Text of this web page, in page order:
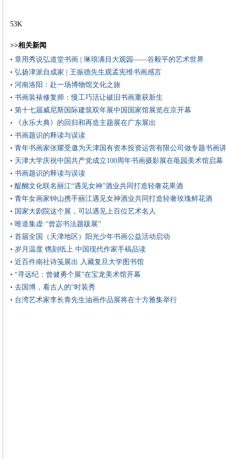
53K
>>相关新闻
• 章用秀说弘道堂书画 | 琳琅满目大观园——谷毅平的艺术世界
• 弘扬津派自成家 | 王振德先生观孟宪维书画感言
• 河南洛阳：赴一场博物馆文化之旅
• 书画装裱修复师：慢工巧活让破旧书画重获新生
• 第十七届威尼斯国际建筑双年展中国国家馆展览在京开幕
• 《永乐大典》的回归和再造主题展在广东展出
• 书画题识的释读与误读
• 青年书画家张耀受邀为天津国有资本投资运营有限公司做专题书画
• 天津大学庆祝中国共产党成立100周年书画摄影展在黾园美术馆启幕
• 书画题识的释读与误读
• 醍醐文化联名丽江“遇见女神”酒业共同打造轻奢花果酒
• 青年女画家钟山携手丽江遇见女神酒业共同打造轻奢玫瑰鲜花酒
• 国家大剧院这个展，可以遇见上百位艺术名人
• 唯道集虚·“曾宓书法题跋展”
• 首届全国（天津地区）阳光少年书画公益活动启动
• 岁月温度 镌刻纸上 中国现代作家手稿品读
• 近百件南社诗笺展出 入藏复旦大学图书馆
• “寻远纪：曾健勇个展”在宝龙美术馆开幕
• 去国博，看古人的“时装秀
• 台湾艺术家李长青先生油画作品展将在十方雅集举行